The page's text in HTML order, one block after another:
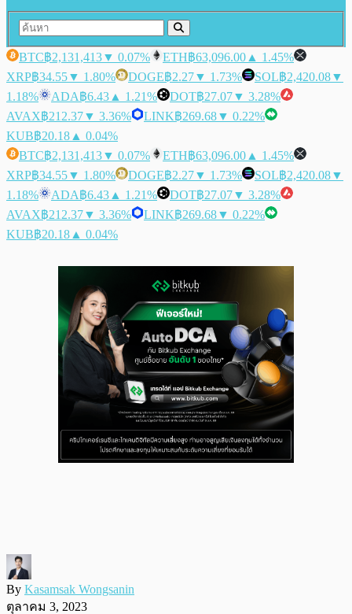
BTC฿2,131,413▼ 0.07% ETH฿63,096.00 ▲ 1.45%
XRP฿34.55▼ 1.80% DOGE฿2.27▼ 1.73% SOL฿2,420.08▼
1.18%
ADA฿6.43 ▲ 1.21% DOT฿27.07▼ 3.28%
AVAX฿212.37▼ 3.36% LINK฿269.68▼ 0.22%
KUB฿20.18 ▲ 0.04%
BTC฿2,131,413▼ 0.07% ETH฿63,096.00 ▲ 1.45%
XRP฿34.55▼ 1.80% DOGE฿2.27▼ 1.73% SOL฿2,420.08▼
1.18%
ADA฿6.43 ▲ 1.21% DOT฿27.07▼ 3.28%
AVAX฿212.37▼ 3.36% LINK฿269.68▼ 0.22%
KUB฿20.18 ▲ 0.04%
By Kasamsak Wongsanin
ตุลาคม 3, 2023